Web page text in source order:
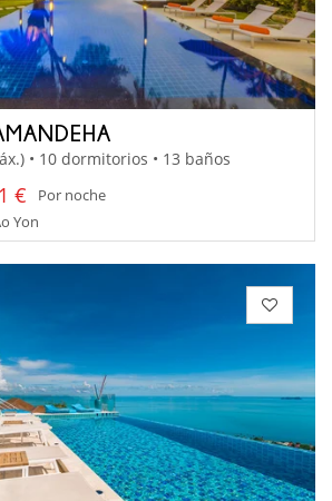
• 10 dormitorios • 13 baños
€
Por noche
Yon